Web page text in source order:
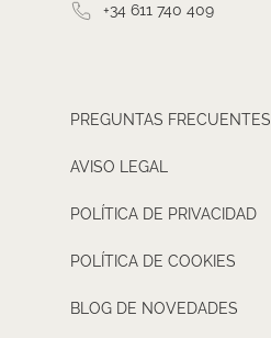
+34 611 740 409
PREGUNTAS FRECUENTES
AVISO LEGAL
POLÍTICA DE PRIVACIDAD
POLÍTICA DE COOKIES
BLOG DE NOVEDADES